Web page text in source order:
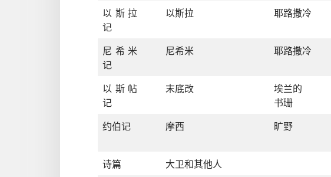
以斯拉
记
以斯拉 耶路撒冷
尼希米
记
尼希米 耶路撒冷
以斯帖
记
末底改 埃兰的
书珊
约伯记 摩西 旷野
诗篇
大卫和其他人